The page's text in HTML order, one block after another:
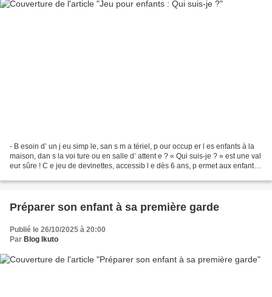
- B esoin d’ un j eu simp le, san s m a tériel, p our occup er l es enfants à la
maison, dan s la voi ture ou en salle d’ attent e ? « Qui suis-je ? » est une val
eur sûre ! C e jeu de devinettes, accessib l e dès 6 ans, p ermet aux enfants
Préparer son enfant à sa première garde
Publié le 26/10/2025 à 20:00
Par Blog Ikuto